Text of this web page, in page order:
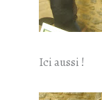
Ici aussi !